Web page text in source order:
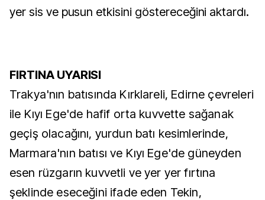
yer sis ve pusun etkisini göstereceğini aktardı.
FIRTINA UYARISI
Trakya'nın batısında Kırklareli, Edirne çevreleri
ile Kıyı Ege'de hafif orta kuvvette sağanak
geçiş olacağını, yurdun batı kesimlerinde,
Marmara'nın batısı ve Kıyı Ege'de güneyden
esen rüzgarın kuvvetli ve yer yer fırtına
şeklinde eseceğini ifade eden Tekin,